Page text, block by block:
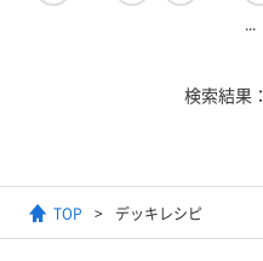
...
検索結果：
TOP デッキレシピ